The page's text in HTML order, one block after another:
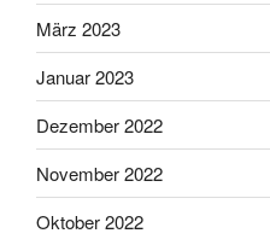
März 2023
Januar 2023
Dezember 2022
November 2022
Oktober 2022